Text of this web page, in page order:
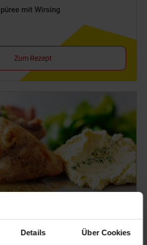
Details Über Cookies
mit Wirsing
Zum Rezept
mit Kartoffelpüree und